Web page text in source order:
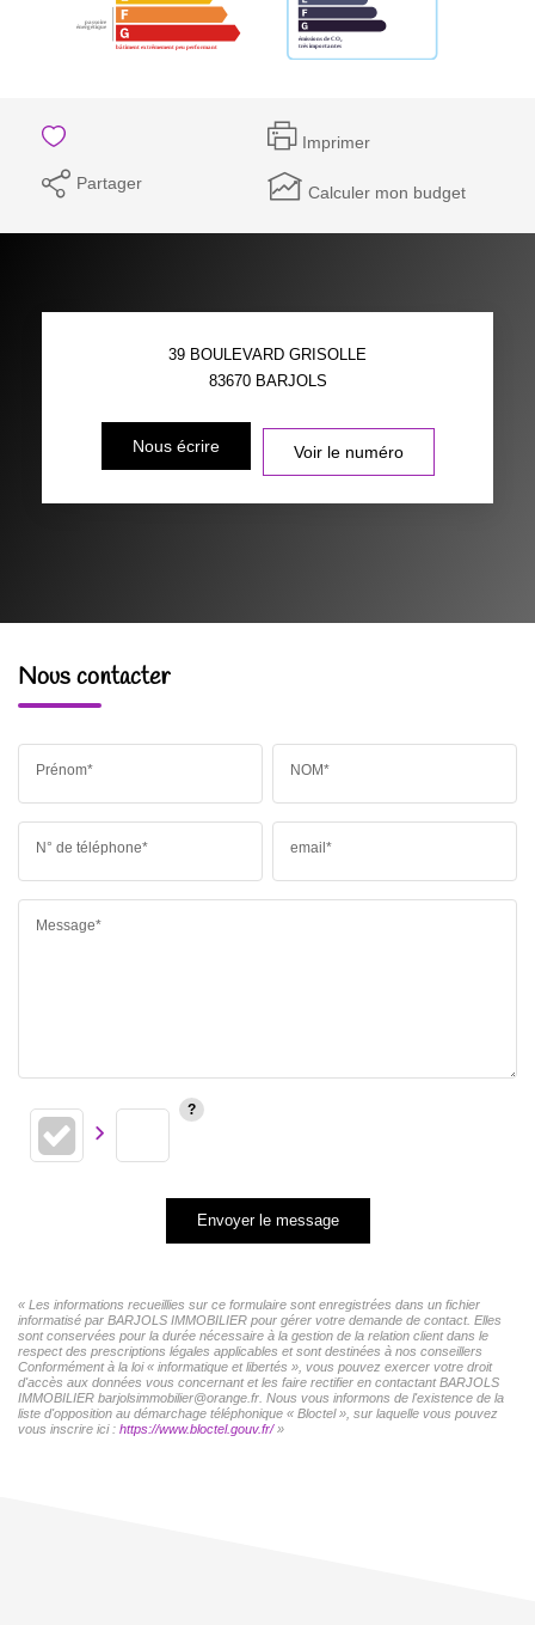
Imprimer
Partager Calculer mon budget
39 BOULEVARD GRISOLLE
83670 BARJOLS
Nous écrire Voir le numéro
Nous contacter
Prénom* NOM*
N° de téléphone* email*
Message*
Envoyer le message
« Les informations recueillies sur ce formulaire sont enregistrées dans un fichier
informatisé par BARJOLS IMMOBILIER pour gérer votre demande de contact. Elles
sont conservées pour la durée nécessaire à la gestion de la relation client dans le
respect des prescriptions légales applicables et sont destinées à nos conseillers
Conformément à la loi « informatique et libertés », vous pouvez exercer votre droit
d'accès aux données vous concernant et les faire rectifier en contactant BARJOLS
IMMOBILIER barjolsimmobilier@orange.fr. Nous vous informons de l'existence de la
liste d'opposition au démarchage téléphonique « Bloctel », sur laquelle vous pouvez
vous inscrire ici : https://www.bloctel.gouv.fr/»